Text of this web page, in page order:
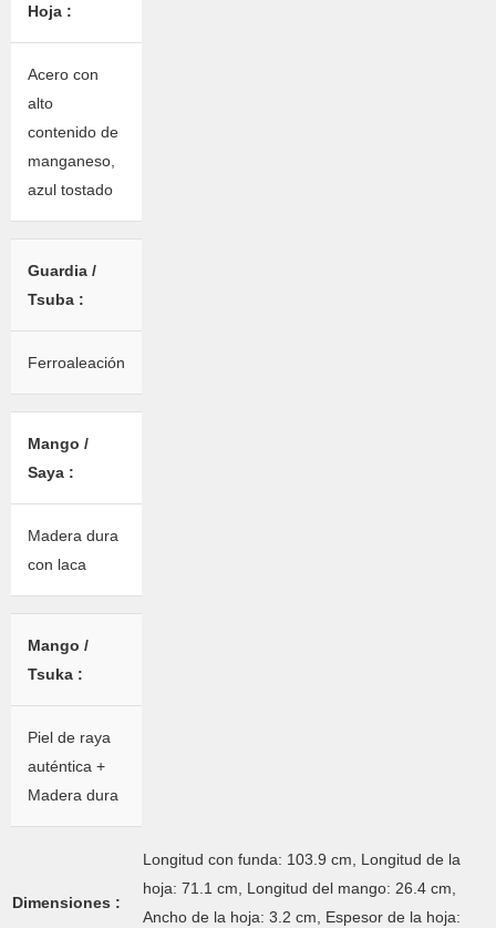
Hoja :
Acero con
alto
contenido de
manganeso,
azul tostado
Guardia /
Tsuba :
Ferroaleación
Mango /
Saya :
Madera dura
con laca
Mango /
Tsuka :
Piel de raya
auténtica +
Madera dura
Dimensiones :
Longitud con funda: 103.9 cm, Longitud de la
hoja: 71.1 cm, Longitud del mango: 26.4 cm,
Ancho de la hoja: 3.2 cm, Espesor de la hoja: